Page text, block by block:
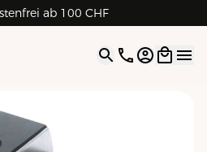
ab 100 CHF
4.9| 5.0 Google
Open